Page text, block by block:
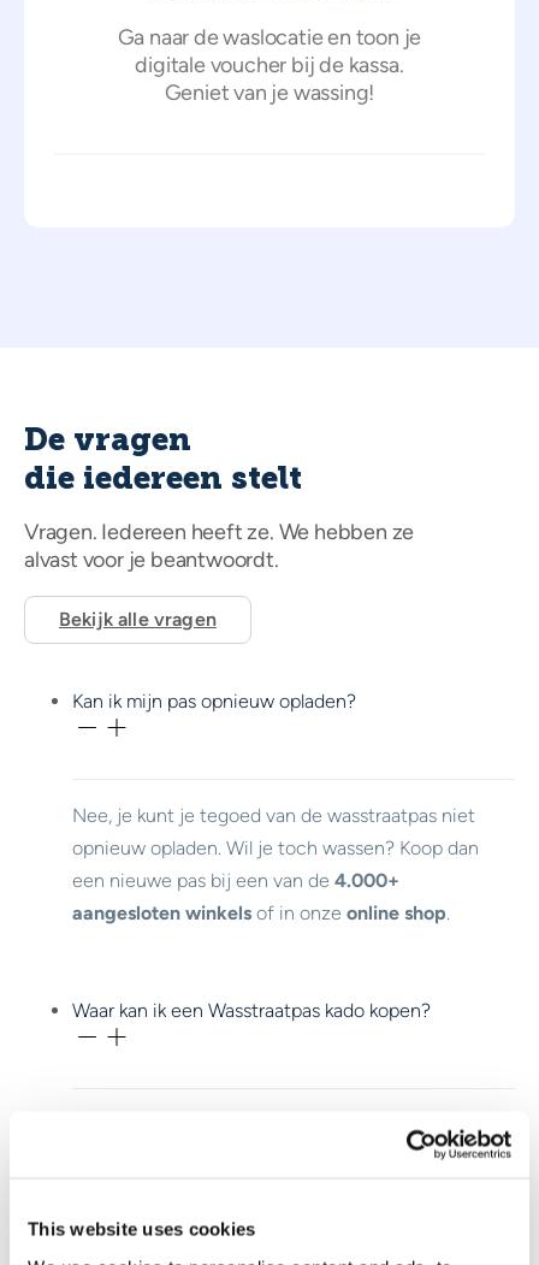
This website uses cookies
Ga naar de waslocatie en toon je
digitale voucher bij de kassa.
Geniet van je wassing!
De vragen
die iedereen stelt
Vragen. Iedereen heeft ze. We hebben ze
alvast voor je beantwoordt.
Bekijk alle vragen
Kan ik mijn pas opnieuw opladen?
Nee, je kunt je tegoed van de wasstraatpas niet
opnieuw opladen. Wil je toch wassen? Koop dan
een nieuwe pas bij een van de 4.000+
aangesloten winkels of in onze online shop
Waar kan ik een Wasstraatpas kado kopen?
4.000